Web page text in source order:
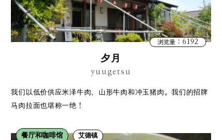
浏览量：6192
夕月
yuugetsu
我们以低价供应米泽牛肉、山形牛肉和冲玉猪肉。我们的招牌
马肉拉面也堪称一绝！
餐厅和咖啡馆 艾德镇